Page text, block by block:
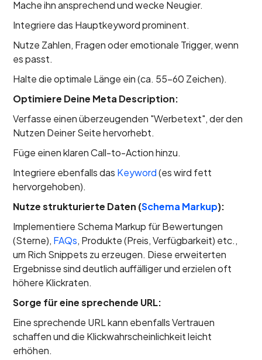
Mache ihn ansprechend und wecke Neugier.
Integriere das Hauptkeyword prominent.
Nutze Zahlen, Fragen oder emotionale Trigger, wenn
es passt.
Halte die optimale Länge ein (ca. 55-60 Zeichen).
Optimiere Deine Meta Description:
Verfasse einen überzeugenden "Werbetext", der den
Nutzen Deiner Seite hervorhebt.
Füge einen klaren Call-to-Action hinzu.
Integriere ebenfalls das Keyword(es wird fett
hervorgehoben).
Nutze strukturierte Daten (Schema Markup):
Implementiere Schema Markup für Bewertungen
(Sterne), FAQs, Produkte (Preis, Verfügbarkeit) etc.,
um Rich Snippets zu erzeugen. Diese erweiterten
Ergebnisse sind deutlich auffälliger und erzielen oft
höhere Klickraten.
Sorge für eine sprechende URL:
Eine sprechende URL kann ebenfalls Vertrauen
schaffen und die Klickwahrscheinlichkeit leicht
erhöhen.